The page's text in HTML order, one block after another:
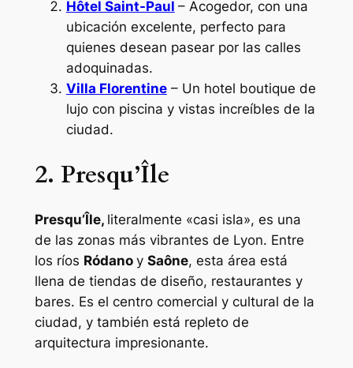
Hôtel Saint-Paul – Acogedor, con una
ubicación excelente, perfecto para
quienes desean pasear por las calles
adoquinadas.
Villa Florentine– Un hotel boutique de
lujo con piscina y vistas increíbles de la
ciudad.
2. Presqu’Île
Presqu’Île, literalmente «casi isla», es una
de las zonas más vibrantes de Lyon. Entre
los ríos Ródano y Saône, esta área está
llena de tiendas de diseño, restaurantes y
bares. Es el centro comercial y cultural de la
ciudad, y también está repleto de
arquitectura impresionante.